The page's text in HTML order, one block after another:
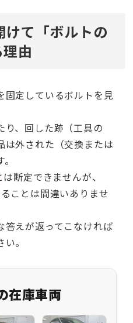
て「ボルトの
由
固定しているボルトを見
り、回した跡（工具の
は外された（交換または
は断定できませんが、
ことは間違いありませ
答えが返ってこなければ
。
在庫車両